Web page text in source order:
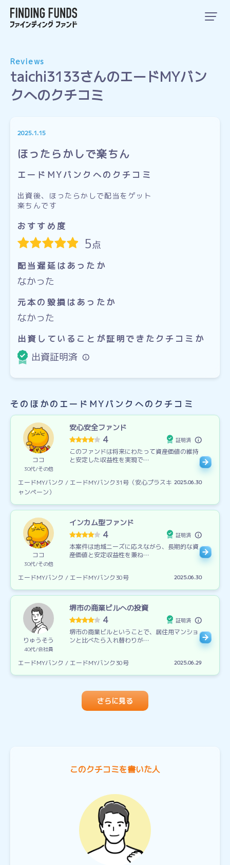
Reviews
taichi3133さんのエードMYバン
クへのクチコミ
2025.1.15
ほったらかしで楽ちん
エードMYバンクへのクチコミ
出資後、ほったらかしで配当をゲット
楽ちんです
おすすめ度
5点
配当遅延はあったか
なかった
元本の毀損はあったか
なかった
出資していることが証明できたクチコミか
出資証明済
そのほかのエードMYバンクへのクチコミ
ココ
30代 その他
安心安全ファンド
4 証明済
このファンドは将来にわたって資産価値の維持
と安定した収益性を実現で…
エードMYバンク / エードMYバンク31号（安心プラスキ
ャンペーン）
2025.06.30
ココ
30代 その他
インカム型ファンド
4 証明済
本案件は地域ニーズに応えながら、長期的な資
産価値と安定収益性を兼ね…
エードMYバンク / エードMYバンク30号 2025.06.30
りゅうそう
40代 会社員
堺市の商業ビルへの投資
4 証明済
堺市の商業ビルということで、居住用マンショ
ンと比べたら入れ替わりが…
エードMYバンク / エードMYバンク30号 2025.06.29
さらに見る
このクチコミを書いた人